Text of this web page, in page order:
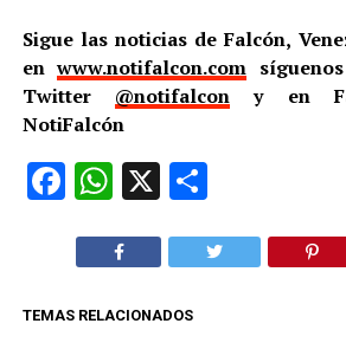
Sigue las noticias de Falcón,
enwww.notifalcon.com
Twitter @notifalcon y en
NotiFalcón
Facebook
WhatsApp
X
TEMAS RELACIONADOS